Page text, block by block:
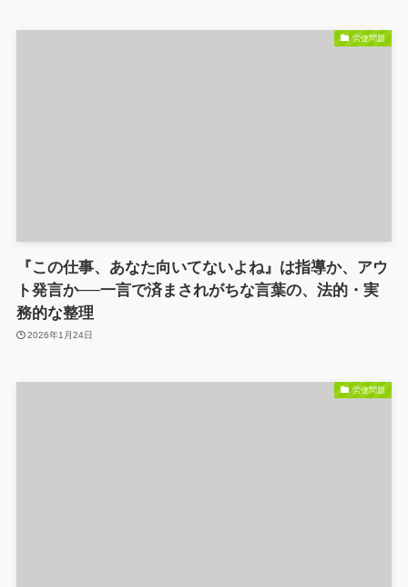
労使問題
『この仕事、あなた向いてないよね』は指導か、アウ
ト発言か──一言で済まされがちな言葉の、法的・実
務的な整理
2026年1月24日
労使問題